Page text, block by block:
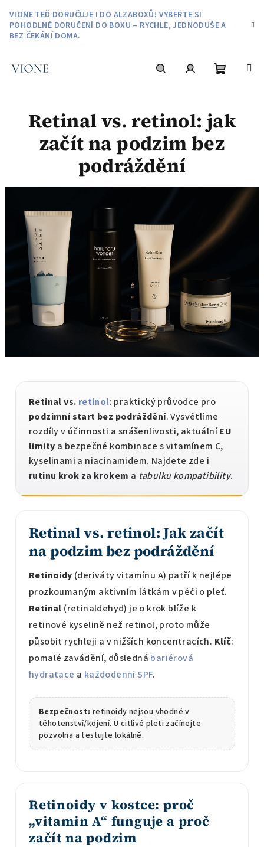
VIONE TEĎ DORUČUJE I DO ALZABOXŮ! VYBERTE SI
POHODLNÉ DORUČENÍ DO BOXU – RYCHLE, JEDNODUŠE A
BEZ ČEKÁNÍ DOMA.
Retinal vs. retinol: jak
začít na podzim bez
podráždění
Retinal vs. retinol: praktický průvodce pro
podzimní start bez podráždění. Vysvětlíme
rozdíly v účinnosti a snášenlivosti, aktuálníEU
limity a bezpečné kombinace s vitamínem C,
kyselinami a niacinamidem. Najdete zde i
rutinu krok za krokem a tabulku kompatibility.
Retinal vs. retinol: Jak začít
na podzim bez podráždění
Retinoidy (deriváty vitamínu A) patří k nejlépe
prozkoumaným aktivním látkám v péči o pleť.
Retinal (retinaldehyd) je o krok blíže k
retinové kyselině než retinol, proto může
působit rychleji a v nižších koncentracích. Klíč:
pomalé zavádění, důsledná bariérová
hydratace a každodenní SPF.
Bezpečnost: retinoidy nejsou vhodné v
těhotenství/kojení. U citlivé pleti začínejte
pozvolna a testujte lokálně.
Retinoidy v kostce: proč
„vitamin A“ funguje a proč
začít na podzim